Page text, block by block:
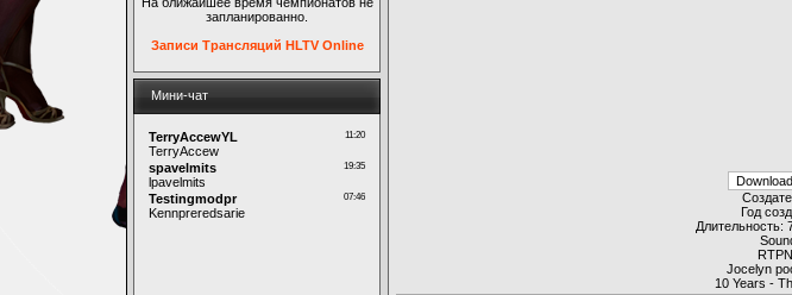
запланированно.
Записи Трансляций HLTV Online
Мини-чат
Год
Длительность:
Jocelyn
10 Years -